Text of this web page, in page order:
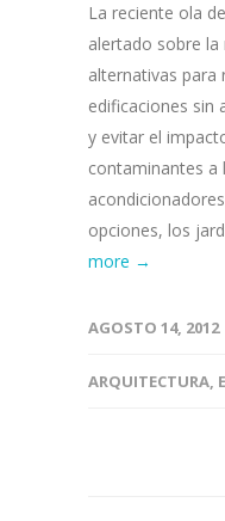
La reciente ola
alertado sobre
alternativas para
edificaciones sin
y evitar el
contaminantes a
opciones, los
more →
AGOSTO 14, 2012
ARQUITECTURA,